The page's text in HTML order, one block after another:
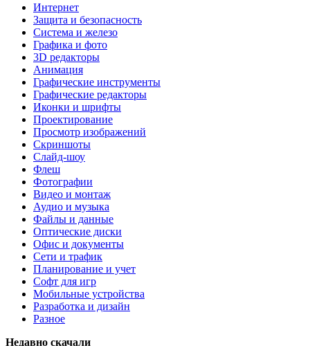
Интернет
Защита и безопасность
Система и железо
Графика и фото
3D редакторы
Анимация
Графические инструменты
Графические редакторы
Иконки и шрифты
Проектирование
Просмотр изображений
Скриншоты
Слайд-шоу
Флеш
Фотографии
Видео и монтаж
Аудио и музыка
Файлы и данные
Оптические диски
Офис и документы
Сети и трафик
Планирование и учет
Софт для игр
Мобильные устройства
Разработка и дизайн
Разное
Недавно скачали